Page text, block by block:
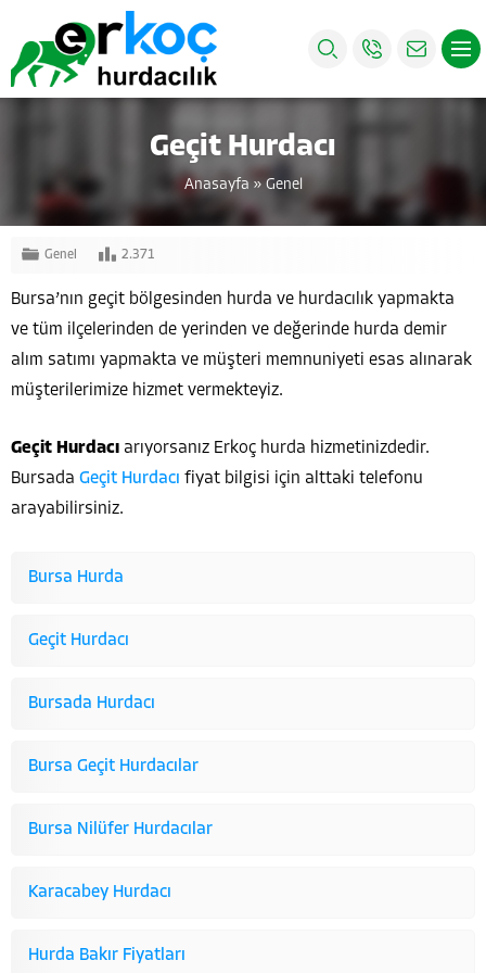
Geçit Hurdacı
Anasayfa » Genel
Genel 2.371
Bursa’nın geçit bölgesinden hurda ve hurdacılık yapmakta
ve tüm ilçelerinden de yerinden ve değerinde hurda demir
alım satımı yapmakta ve müşteri memnuniyeti esas alınarak
müşterilerimize hizmet vermekteyiz.
Geçit Hurdacı arıyorsanız Erkoç hurda hizmetinizdedir.
Bursada Geçit Hurdacı fiyat bilgisi için alttaki telefonu
arayabilirsiniz.
Bursa Hurda
Geçit Hurdacı
Bursada Hurdacı
Bursa Geçit Hurdacılar
Bursa Nilüfer Hurdacılar
Karacabey Hurdacı
Hurda Bakır Fiyatları